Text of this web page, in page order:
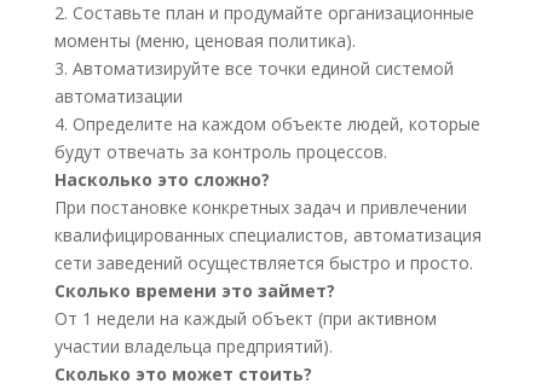
2. Составьте план и продумайте организационные
моменты (меню, ценовая политика).
3. Автоматизируйте все точки единой системой
автоматизации
4. Определите на каждом объекте людей, которые
будут отвечать за контроль процессов.
Насколько это сложно?
При постановке конкретных задач и привлечении
квалифицированных специалистов, автоматизация
сети заведений осуществляется быстро и просто.
Сколько времени это займет?
От 1 недели на каждый объект (при активном
участии владельца предприятий).
Сколько это может стоить?